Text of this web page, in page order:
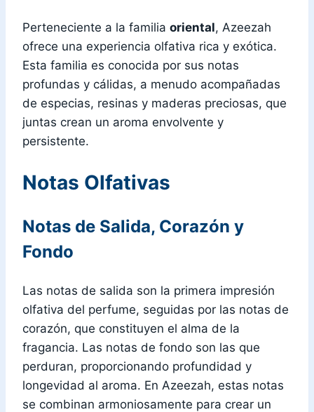
Perteneciente a la familia oriental, Azeezah
ofrece una experiencia olfativa rica y exótica.
Esta familia es conocida por sus notas
profundas y cálidas, a menudo acompañadas
de especias, resinas y maderas preciosas, que
juntas crean un aroma envolvente y
persistente.
Notas Olfativas
Notas de Salida, Corazón y
Fondo
Las notas de salida son la primera impresión
olfativa del perfume, seguidas por las notas de
corazón, que constituyen el alma de la
fragancia. Las notas de fondo son las que
perduran, proporcionando profundidad y
longevidad al aroma. En Azeezah, estas notas
se combinan armoniosamente para crear un